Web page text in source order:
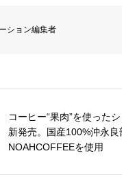
ション編集者
コーヒー“果肉”を使った
新発売。国産100%沖永良
NOAHCOFFEEを使用